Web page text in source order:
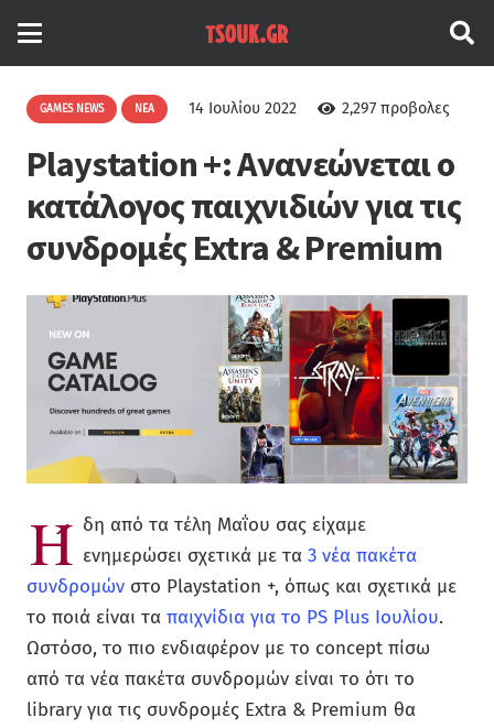
GAMES NEWS ΝΈΑ 14 Ιουλίου 2022 2,297 προβολες
Playstation +: Ανανεώνεται ο
κατάλογος παιχνιδιών για τις
συνδρομές Extra & Premium
Ή δη από τα τέλη Μαΐου σας είχαμε
ενημερώσει σχετικά με τα 3 νέα πακέτα
συνδρομών στο Playstation +, όπως και σχετικά με
το ποιά είναι τα παιχνίδια για το PS Plus Ιουλίου.
Ωστόσο, το πιο ενδιαφέρον με το concept πίσω
από τα νέα πακέτα συνδρομών είναι το ότι το
library για τις συνδρομές Extra & Premium θα